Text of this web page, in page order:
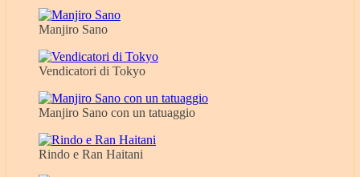
Manjiro Sano
Vendicatori di Tokyo
Manjiro Sano con un tatuaggio
Rindo e Ran Haitani